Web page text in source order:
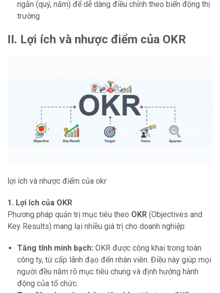
ngắn (quý, năm) để dễ dàng điều chỉnh theo biến động thị
trường.
II. Lợi ích và nhược điểm của OKR
lợi ích và nhược điểm của okr
1. Lợi ích của OKR
Phương pháp quản trị mục tiêu theo OKR (Objectives and
Key Results) mang lại nhiều giá trị cho doanh nghiệp:
Tăng tính minh bạch: OKR được công khai trong toàn
công ty, từ cấp lãnh đạo đến nhân viên. Điều này giúp mọi
người đều nắm rõ mục tiêu chung và định hướng hành
động của tổ chức.